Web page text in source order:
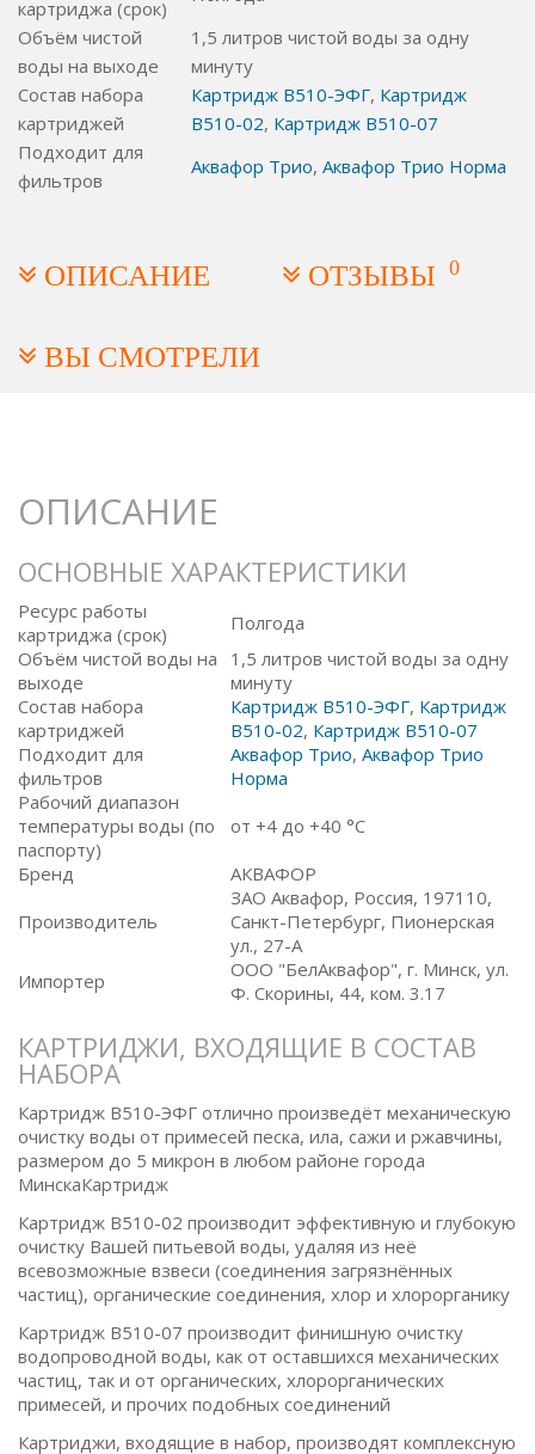
картриджа (срок)
Объём чистой
воды на выходе
1,5 литров чистой воды за одну
минуту
Состав набора
картриджей
Картридж B510-ЭФГ, Картридж
B510-02, Картридж B510-07
Подходит для
фильтров
Аквафор Трио, Аквафор Трио Норма
ОПИСАНИЕ ОТЗЫВЫ 0
ВЫ СМОТРЕЛИ
ОПИСАНИЕ
ОСНОВНЫЕ ХАРАКТЕРИСТИКИ
Ресурс работы
картриджа (срок)
Полгода
Объём чистой воды на
выходе
1,5 литров чистой воды за одну
минуту
Состав набора
картриджей
Картридж B510-ЭФГ, Картридж
B510-02, Картридж B510-07
Подходит для
фильтров
Аквафор Трио, Аквафор Трио
Норма
Рабочий диапазон
температуры воды (по
паспорту)
от +4 до +40 °C
Бренд
АКВАФОР
Производитель
ЗАО Аквафор, Россия, 197110,
Санкт-Петербург, Пионерская
ул., 27-А
Импортер
ООО "БелАквафор", г. Минск, ул.
Ф. Скорины, 44, ком. 3.17
КАРТРИДЖИ, ВХОДЯЩИЕ В СОСТАВ
НАБОРА
Картридж B510-ЭФГ отлично произведёт механическую
очистку воды от примесей песка, ила, сажи и ржавчины,
размером до 5 микрон в любом районе города
МинскаКартридж
Картридж B510-02 производит эффективную и глубокую
очистку Вашей питьевой воды, удаляя из неё
всевозможные взвеси (соединения загрязнённых
частиц), органические соединения, хлор и хлорорганику
Картридж B510-07 производит финишную очистку
водопроводной воды, как от оставшихся механических
частиц, так и от органических, хлорорганических
примесей, и прочих подобных соединений
Картриджи, входящие в набор, производят комплексную